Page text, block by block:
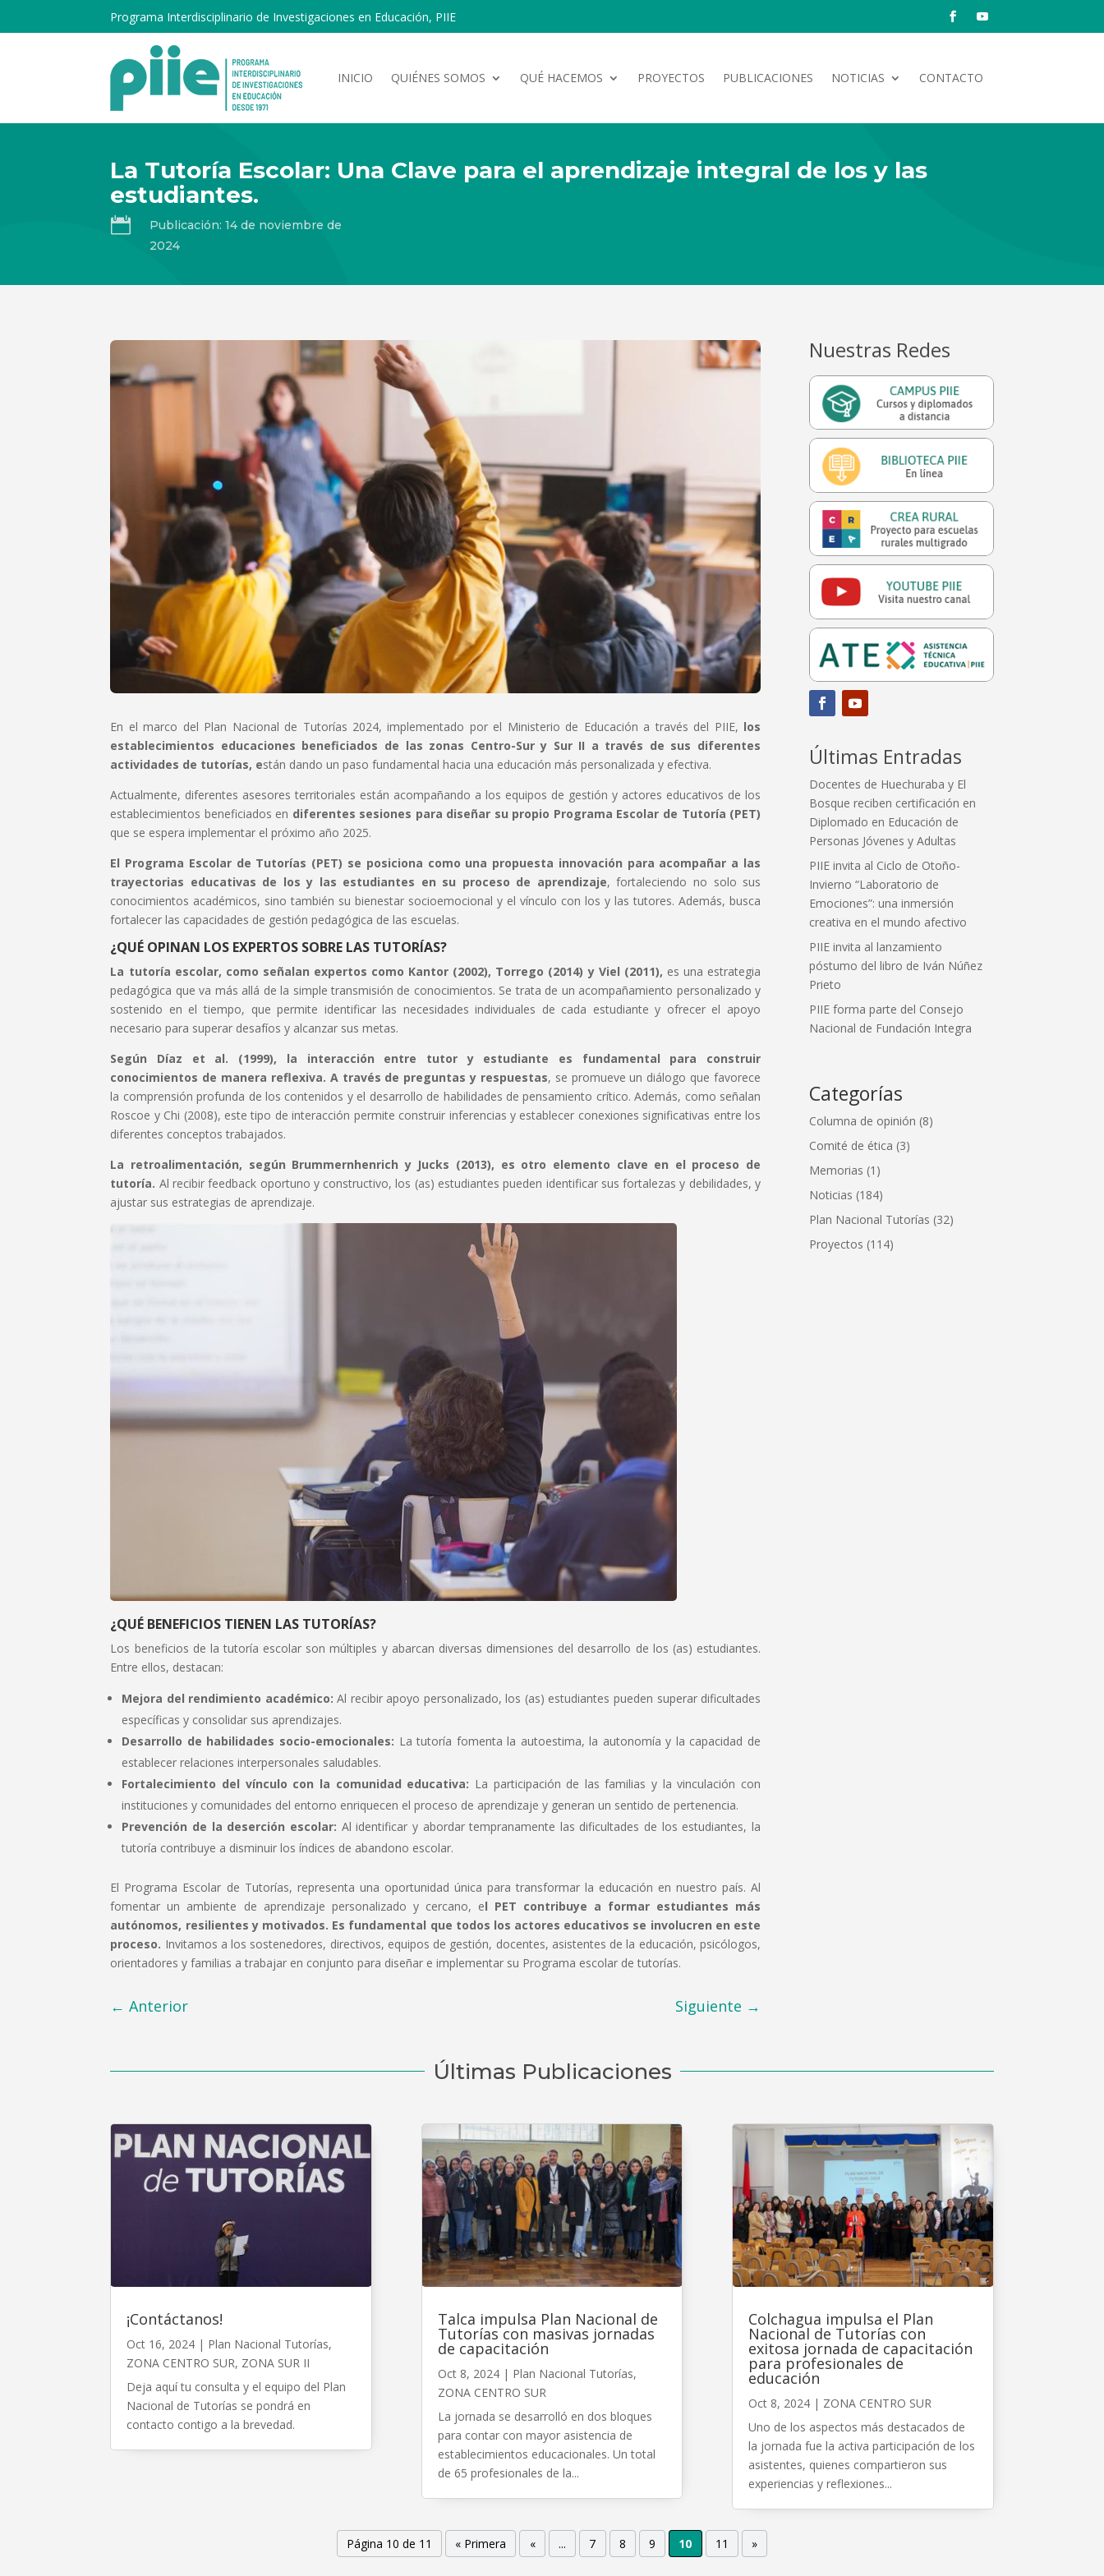
Programa Interdisciplinario de Investigaciones en Educación, PIIE
INICIO QUIÉNES SOMOS QUÉ HACEMOS PROYECTOS PUBLICACIONES NOTICIAS CONTACTO
La Tutoría Escolar: Una Clave para el aprendizaje integral de los y las
estudiantes.

Publicación: 14 de noviembre de
2024
En el marco del Plan Nacional de Tutorías 2024, implementado por el Ministerio de Educación a través del PIIE, los
establecimientos educaciones beneficiados de las zonas Centro-Sur y Sur II a través de sus diferentes
actividades de tutorías, están dando un paso fundamental hacia una educación más personalizada y efectiva.
Actualmente, diferentes asesores territoriales están acompañando a los equipos de gestión y actores educativos de los
establecimientos beneficiados en diferentes sesiones para diseñar su propio Programa Escolar de Tutoría (PET)
que se espera implementar el próximo año 2025.
El Programa Escolar de Tutorías (PET) se posiciona como una propuesta innovación para acompañar a las
trayectorias educativas de los y las estudiantes en su proceso de aprendizaje, fortaleciendo no solo sus
conocimientos académicos, sino también su bienestar socioemocional y el vínculo con los y las tutores. Además, busca
fortalecer las capacidades de gestión pedagógica de las escuelas.
¿QUÉ OPINAN LOS EXPERTOS SOBRE LAS TUTORÍAS?
La tutoría escolar, como señalan expertos como Kantor (2002), Torrego (2014) y Viel (2011), es una estrategia
pedagógica que va más allá de la simple transmisión de conocimientos. Se trata de un acompañamiento personalizado y
sostenido en el tiempo, que permite identificar las necesidades individuales de cada estudiante y ofrecer el apoyo
necesario para superar desafíos y alcanzar sus metas.
Según Díaz et al. (1999), la interacción entre tutor y estudiante es fundamental para construir
conocimientos de manera reflexiva. A través de preguntas y respuestas, se promueve un diálogo que favorece
la comprensión profunda de los contenidos y el desarrollo de habilidades de pensamiento crítico. Además, como señalan
Roscoe y Chi (2008), este tipo de interacción permite construir inferencias y establecer conexiones significativas entre los
diferentes conceptos trabajados.
La retroalimentación, según Brummernhenrich y Jucks (2013), es otro elemento clave en el proceso de
tutoría. Al recibir feedback oportuno y constructivo, los (as) estudiantes pueden identificar sus fortalezas y debilidades, y
ajustar sus estrategias de aprendizaje.
¿QUÉ BENEFICIOS TIENEN LAS TUTORÍAS?
Los beneficios de la tutoría escolar son múltiples y abarcan diversas dimensiones del desarrollo de los (as) estudiantes.
Entre ellos, destacan:
Mejora del rendimiento académico: Al recibir apoyo personalizado, los (as) estudiantes pueden superar dificultades
específicas y consolidar sus aprendizajes.
Desarrollo de habilidades socio-emocionales: La tutoría fomenta la autoestima, la autonomía y la capacidad de
establecer relaciones interpersonales saludables.
Fortalecimiento del vínculo con la comunidad educativa: La participación de las familias y la vinculación con
instituciones y comunidades del entorno enriquecen el proceso de aprendizaje y generan un sentido de pertenencia.
Prevención de la deserción escolar: Al identificar y abordar tempranamente las dificultades de los estudiantes, la
tutoría contribuye a disminuir los índices de abandono escolar.
El Programa Escolar de Tutorías, representa una oportunidad única para transformar la educación en nuestro país. Al
fomentar un ambiente de aprendizaje personalizado y cercano, el PET contribuye a formar estudiantes más
autónomos, resilientes y motivados. Es fundamental que todos los actores educativos se involucren en este
proceso. Invitamos a los sostenedores, directivos, equipos de gestión, docentes, asistentes de la educación, psicólogos,
orientadores y familias a trabajar en conjunto para diseñar e implementar su Programa escolar de tutorías.
←Anterior Siguiente →
Nuestras Redes
Últimas Entradas
Docentes de Huechuraba y El
Bosque reciben certificación en
Diplomado en Educación de
Personas Jóvenes y Adultas
PIIE invita al Ciclo de Otoño-
Invierno “Laboratorio de
Emociones”: una inmersión
creativa en el mundo afectivo
PIIE invita al lanzamiento
póstumo del libro de Iván Núñez
Prieto
PIIE forma parte del Consejo
Nacional de Fundación Integra
Categorías
Columna de opinión (8)
Comité de ética (3)
Memorias (1)
Noticias (184)
Plan Nacional Tutorías (32)
Proyectos (114)
Últimas Publicaciones
¡Contáctanos!
Oct 16, 2024 | Plan Nacional Tutorías,
ZONA CENTRO SUR, ZONA SUR II
Deja aquí tu consulta y el equipo del Plan
Nacional de Tutorías se pondrá en
contacto contigo a la brevedad.
Talca impulsa Plan Nacional de
Tutorías con masivas jornadas
de capacitación
Oct 8, 2024| Plan Nacional Tutorías,
ZONA CENTRO SUR
La jornada se desarrolló en dos bloques
para contar con mayor asistencia de
establecimientos educacionales. Un total
de 65 profesionales de la...
Colchagua impulsa el Plan
Nacional de Tutorías con
exitosa jornada de capacitación
para profesionales de
educación
Oct 8, 2024| ZONA CENTRO SUR
Uno de los aspectos más destacados de
la jornada fue la activa participación de los
asistentes, quienes compartieron sus
experiencias y reflexiones...
Página 10 de 11 « Primera « ... 7 8 9 10 11 »